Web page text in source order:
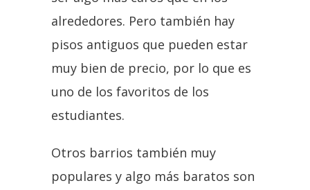
alrededores. Pero también hay
pisos antiguos que pueden estar
muy bien de precio, por lo que es
uno de los favoritos de los
estudiantes.
Otros barrios también muy
populares y algo más baratos son